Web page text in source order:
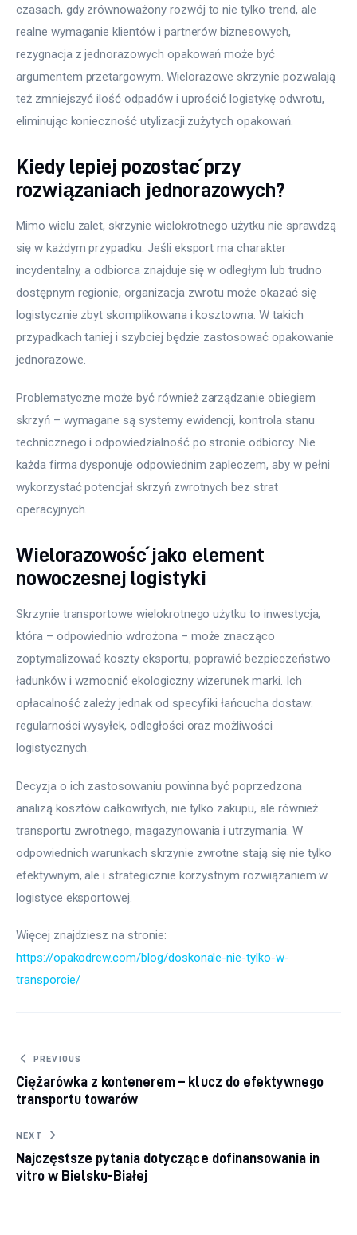
czasach, gdy zrównoważony rozwój to nie tylko trend, ale
realne wymaganie klientów i partnerów biznesowych,
rezygnacja z jednorazowych opakowań może być
argumentem przetargowym. Wielorazowe skrzynie pozwalają
też zmniejszyć ilość odpadów i uprościć logistykę odwrotu,
eliminując konieczność utylizacji zużytych opakowań.
Kiedy lepiej pozostać przy
rozwiązaniach jednorazowych?
Mimo wielu zalet, skrzynie wielokrotnego użytku nie sprawdzą
się w każdym przypadku. Jeśli eksport ma charakter
incydentalny, a odbiorca znajduje się w odległym lub trudno
dostępnym regionie, organizacja zwrotu może okazać się
logistycznie zbyt skomplikowana i kosztowna. W takich
przypadkach taniej i szybciej będzie zastosować opakowanie
jednorazowe.
Problematyczne może być również zarządzanie obiegiem
skrzyń – wymagane są systemy ewidencji, kontrola stanu
technicznego i odpowiedzialność po stronie odbiorcy. Nie
każda firma dysponuje odpowiednim zapleczem, aby w pełni
wykorzystać potencjał skrzyń zwrotnych bez strat
operacyjnych.
Wielorazowość jako element
nowoczesnej logistyki
Skrzynie transportowe wielokrotnego użytku to inwestycja,
która – odpowiednio wdrożona – może znacząco
zoptymalizować koszty eksportu, poprawić bezpieczeństwo
ładunków i wzmocnić ekologiczny wizerunek marki. Ich
opłacalność zależy jednak od specyfiki łańcucha dostaw:
regularności wysyłek, odległości oraz możliwości
logistycznych.
Decyzja o ich zastosowaniu powinna być poprzedzona
analizą kosztów całkowitych, nie tylko zakupu, ale również
transportu zwrotnego, magazynowania i utrzymania. W
odpowiednich warunkach skrzynie zwrotne stają się nie tylko
efektywnym, ale i strategicznie korzystnym rozwiązaniem w
logistyce eksportowej.
Więcej znajdziesz na stronie:
https://opakodrew.com/blog/doskonale-nie-tylko-w-
transporcie/
Nawigacja wpisu
PREVIOUS
Ciężarówka z kontenerem – klucz do efektywnego
transportu towarów
NEXT
Najczęstsze pytania dotyczące dofinansowania in
vitro w Bielsku-Białej